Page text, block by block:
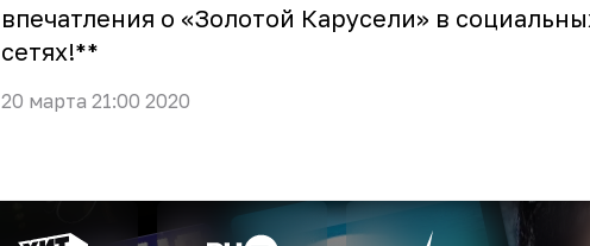
впечатления о «Золотой Карусели» в
сетях!**
20 марта 21:00 2020